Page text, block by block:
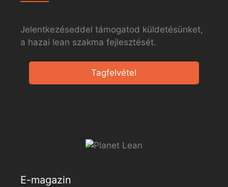
Jelentkezéseddel támogatod küldetésünket,
a hazai lean szakma fejlesztését.
Tagfelvétel
E-magazin